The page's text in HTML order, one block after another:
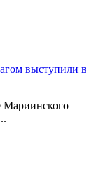
выступили в
Мариинского